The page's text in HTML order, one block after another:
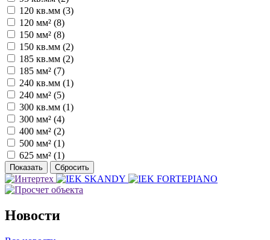
120 кв.мм (3)
120 мм² (8)
150 мм² (8)
150 кв.мм (2)
185 кв.мм (2)
185 мм² (7)
240 кв.мм (1)
240 мм² (5)
300 кв.мм (1)
300 мм² (4)
400 мм² (2)
500 мм² (1)
625 мм² (1)
Новости